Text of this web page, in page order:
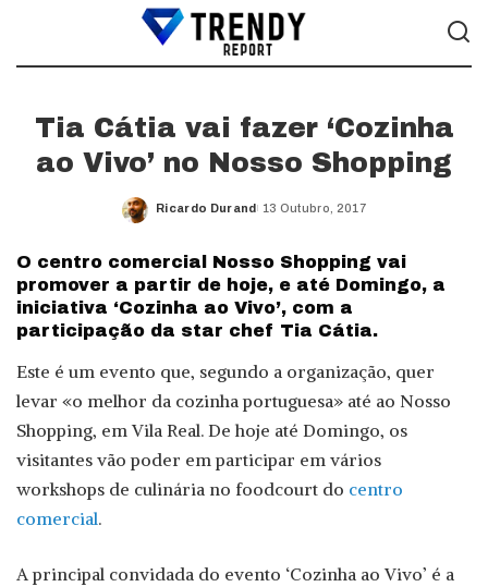
Tia Cátia vai fazer ‘Cozinha
ao Vivo’ no Nosso Shopping
Posted
Ricardo Durand 13 Outubro, 2017
O centro comercial Nosso Shopping vai
promover a partir de hoje, e até Domingo, a
iniciativa ‘Cozinha ao Vivo’, com a
participação da star chef Tia Cátia.
Este é um evento que, segundo a organização, quer
levar «o melhor da cozinha portuguesa» até ao Nosso
Shopping, em Vila Real. De hoje até Domingo, os
visitantes vão poder em participar em vários
workshops de culinária no foodcourt do centro
comercial.
A principal convidada do evento ‘Cozinha ao Vivo’ é a